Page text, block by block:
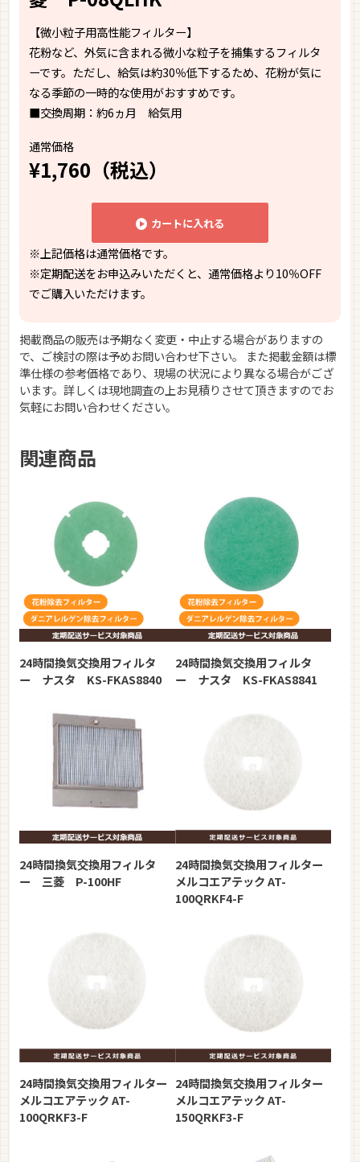
【微小粒子用高性能フィルター】
花粉など、外気に含まれる微小な粒子を捕集するフィルタ
ーです。ただし、給気は約30％低下するため、花粉が気に
なる季節の一時的な使用がおすすめです。
■交換周期：約6ヵ月 給気用
通常価格
¥1,760（税込）
カートに入れる
※上記価格は通常価格です。
※定期配送をお申込みいただくと、通常価格より10％OFF
でご購入いただけます。
掲載商品の販売は予期なく変更・中止する場合がありますの
で、ご検討の際は予めお問い合わせ下さい。 また掲載金額は標
準仕様の参考価格であり、現場の状況により異なる場合がござ
います。詳しくは現地調査の上お見積りさせて頂きますのでお
気軽にお問い合わせください。
関連商品
24時間換気交換用フィルタ
ー ナスタ KS-FKAS8840
24時間換気交換用フィルタ
ー ナスタ KS-FKAS8841
24時間換気交換用フィルタ
ー 三菱 P-100HF
24時間換気交換用フィルター
メルコエアテック AT-
100QRKF4-F
24時間換気交換用フィルター
メルコエアテック AT-
100QRKF3-F
24時間換気交換用フィルター
メルコエアテック AT-
150QRKF3-F